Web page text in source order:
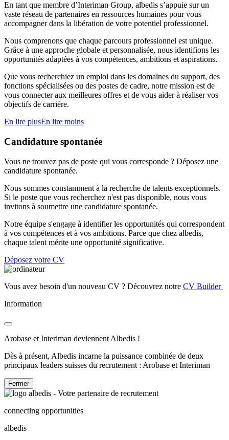
En tant que membre d’Interiman Group, albedis s’appuie sur un
vaste réseau de partenaires en ressources humaines pour vous
accompagner dans la libération de votre potentiel professionnel.
Nous comprenons que chaque parcours professionnel est unique.
Grâce à une approche globale et personnalisée, nous identifions les
opportunités adaptées à vos compétences, ambitions et aspirations.
Que vous recherchiez un emploi dans les domaines du support, des
fonctions spécialisées ou des postes de cadre, notre mission est de
vous connecter aux meilleures offres et de vous aider à réaliser vos
objectifs de carrière.
En lire plusEn lire moins
Candidature spontanée
Vous ne trouvez pas de poste qui vous corresponde ? Déposez une
candidature spontanée.
Nous sommes constamment à la recherche de talents exceptionnels.
Si le poste que vous recherchez n'est pas disponible, nous vous
invitons à soumettre une candidature spontanée.
Notre équipe s'engage à identifier les opportunités qui correspondent
à vos compétences et à vos ambitions. Parce que chez albedis,
chaque talent mérite une opportunité significative.
Déposez votre CV
Vous avez besoin d'un nouveau CV ? Découvrez notre CV Builder
Information
Arobase et Interiman deviennent Albedis !
Dès à présent, Albedis incarne la puissance combinée de deux
principaux leaders suisses du recrutement : Arobase et Interiman
Fermer
connecting opportunities
albedis